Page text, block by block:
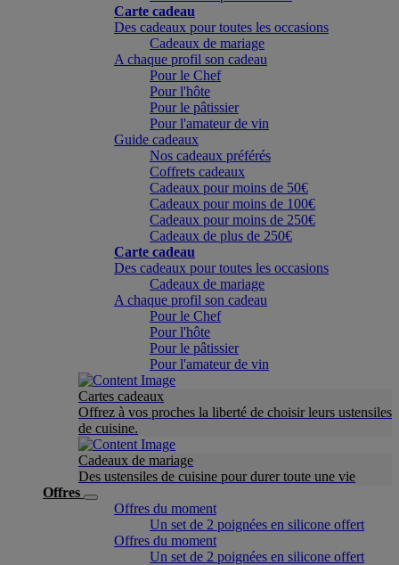
Carte cadeau
Des cadeaux pour toutes les occasions
Cadeaux de mariage
A chaque profil son cadeau
Pour le Chef
Pour l'hôte
Pour le pâtissier
Pour l'amateur de vin
Guide cadeaux
Nos cadeaux préférés
Coffrets cadeaux
Cadeaux pour moins de 50€
Cadeaux pour moins de 100€
Cadeaux pour moins de 250€
Cadeaux de plus de 250€
Carte cadeau
Des cadeaux pour toutes les occasions
Cadeaux de mariage
A chaque profil son cadeau
Pour le Chef
Pour l'hôte
Pour le pâtissier
Pour l'amateur de vin
Cartes cadeaux
Offrez à vos proches la liberté de choisir leurs ustensiles
de cuisine.
Cadeaux de mariage
Des ustensiles de cuisine pour durer toute une vie
Offres
Offres du moment
Un set de 2 poignées en silicone offert
Offres du moment
Un set de 2 poignées en silicone offert